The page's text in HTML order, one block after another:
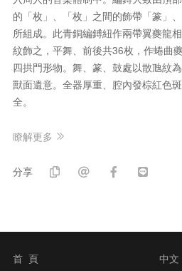
的「枚」、「枚」之間的飾帶「篆」
所組成。此青銅編鎛紐作兩帶翼夔龍
紋飾之，平舞、前後共36枚，作蜷曲
四拱門形物。舞、篆、鼓處以散虺紋
獸面遺意。全器厚重、腔內發棕紅色
全。
瞭解更多
分享
首 頁 中文